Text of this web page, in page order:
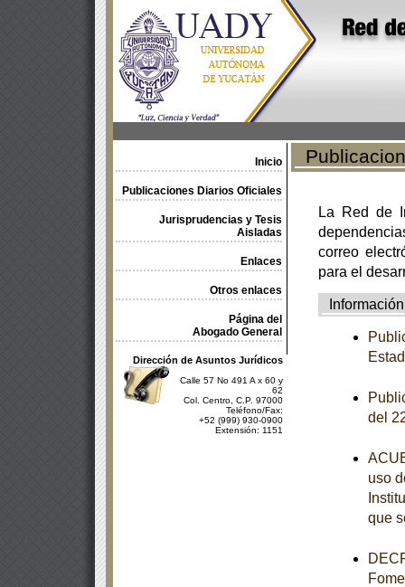
Inicio
Publicaciones Diarios Oficiales
Jurisprudencias y Tesis
Aisladas
Enlaces
Otros enlaces
Página del
Abogado General
Dirección de Asuntos Jurídicos
Calle 57 No 491 A x 60 y
62
Col. Centro, C.P. 97000
Teléfono/Fax:
+52 (999) 930-0900
Extensión: 1151
La Red de
correo
para el
Información
del
uso
que